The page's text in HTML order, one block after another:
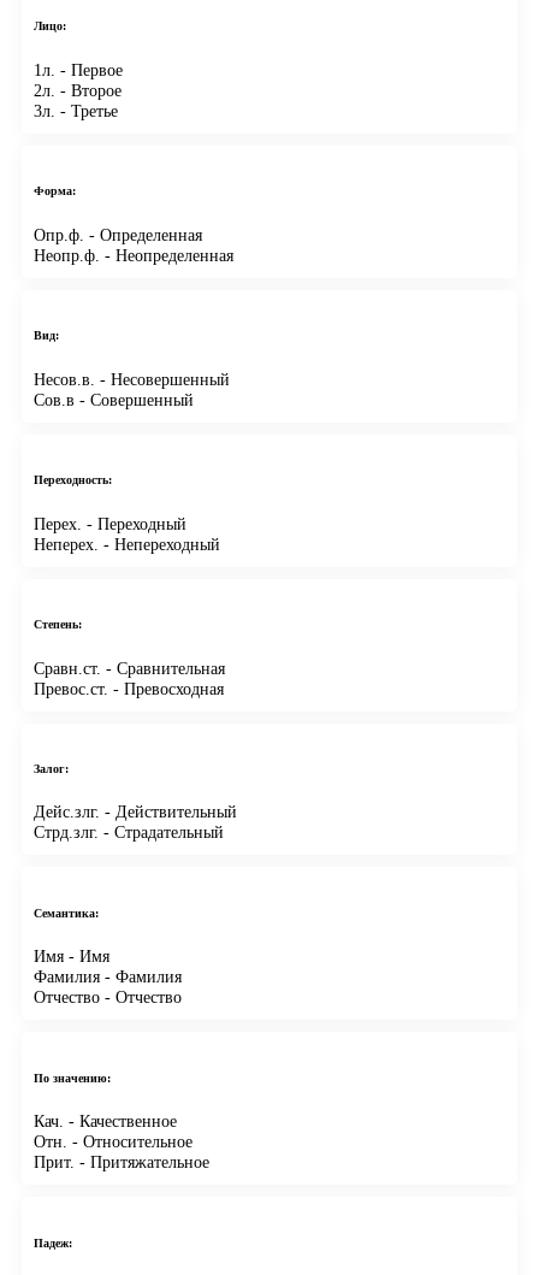
Лицо:
1л. - Первое
2л. - Второе
3л. - Третье
Форма:
Опр.ф. - Определенная
Неопр.ф. - Неопределенная
Вид:
Несов.в. - Несовершенный
Сов.в - Совершенный
Переходность:
Перех. - Переходный
Неперех. - Непереходный
Степень:
Сравн.ст. - Сравнительная
Превос.ст. - Превосходная
Залог:
Дейс.злг. - Действительный
Стрд.злг. - Страдательный
Семантика:
Имя - Имя
Фамилия - Фамилия
Отчество - Отчество
По значению:
Кач. - Качественное
Отн. - Относительное
Прит. - Притяжательное
Падеж: